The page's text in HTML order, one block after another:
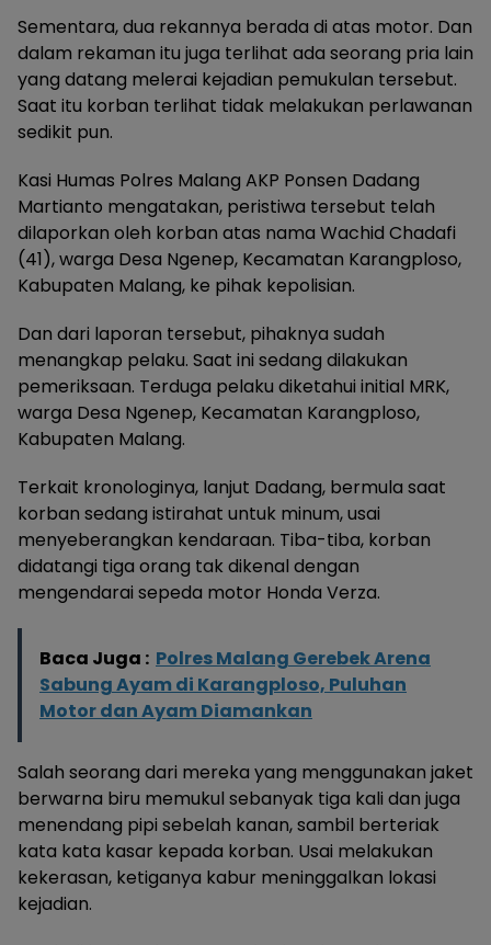
Sementara, dua rekannya berada di atas motor. Dan
dalam rekaman itu juga terlihat ada seorang pria lain
yang datang melerai kejadian pemukulan tersebut.
Saat itu korban terlihat tidak melakukan perlawanan
sedikit pun.
Kasi Humas Polres Malang AKP Ponsen Dadang
Martianto mengatakan, peristiwa tersebut telah
dilaporkan oleh korban atas nama Wachid Chadafi
(41), warga Desa Ngenep, Kecamatan Karangploso,
Kabupaten Malang, ke pihak kepolisian.
Dan dari laporan tersebut, pihaknya sudah
menangkap pelaku. Saat ini sedang dilakukan
pemeriksaan. Terduga pelaku diketahui initial MRK,
warga Desa Ngenep, Kecamatan Karangploso,
Kabupaten Malang.
Terkait kronologinya, lanjut Dadang, bermula saat
korban sedang istirahat untuk minum, usai
menyeberangkan kendaraan. Tiba-tiba, korban
didatangi tiga orang tak dikenal dengan
mengendarai sepeda motor Honda Verza.
Baca Juga : Polres Malang Gerebek Arena
Sabung Ayam di Karangploso, Puluhan
Motor dan Ayam Diamankan
Salah seorang dari mereka yang menggunakan jaket
berwarna biru memukul sebanyak tiga kali dan juga
menendang pipi sebelah kanan, sambil berteriak
kata kata kasar kepada korban. Usai melakukan
kekerasan, ketiganya kabur meninggalkan lokasi
kejadian.